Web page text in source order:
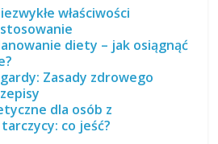
właściwości
diety – jak osiągnąć
Zasady zdrowego
dla osób z
co jeść?